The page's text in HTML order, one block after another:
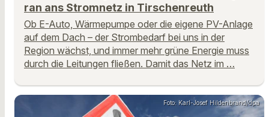
ran ans Stromnetz in Tirschenreuth
Ob E-Auto, Wärmepumpe oder die eigene PV-Anlage
auf dem Dach – der Strombedarf bei uns in der
Region wächst, und immer mehr grüne Energie muss
durch die Leitungen fließen. Damit das Netz im …
Foto: Karl-Josef Hildenbrand/dpa